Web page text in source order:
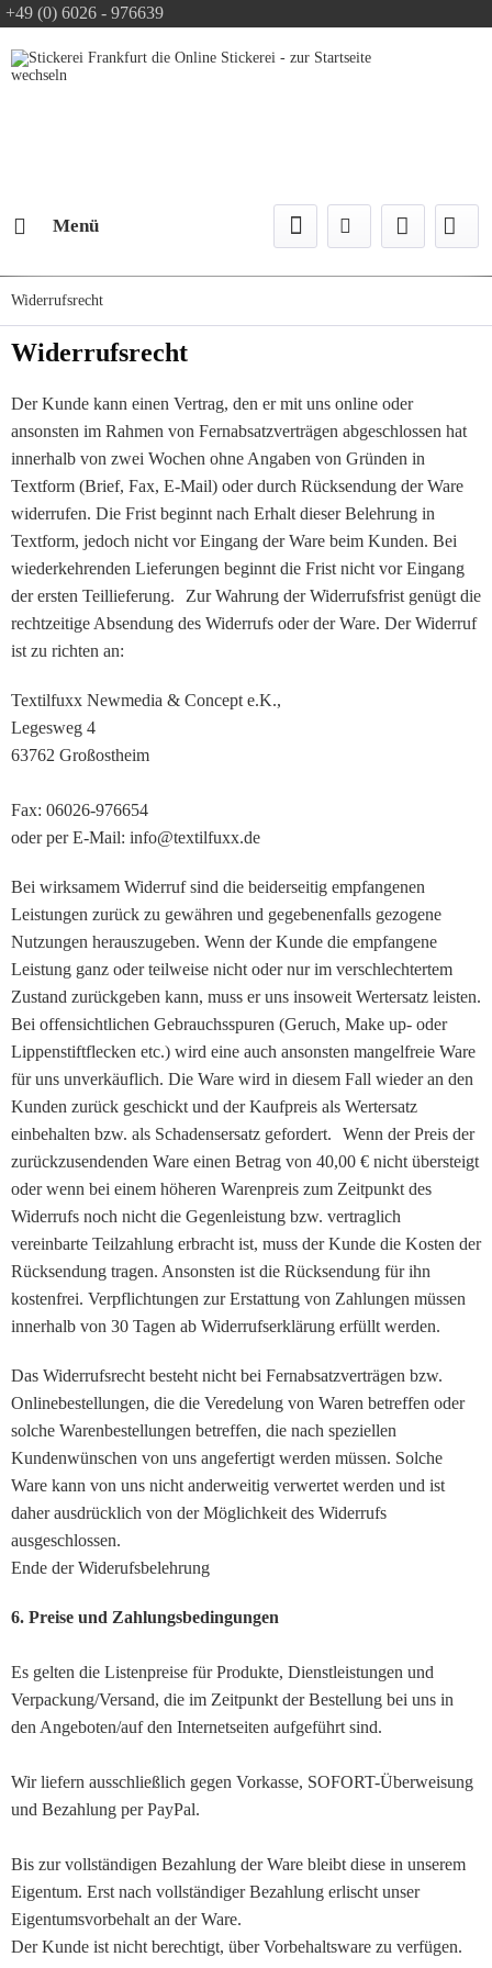
+49 (0) 6026 - 976639
Text-Logo kostenlos
Logo Konfiguration
Menü
Widerrufsrecht
Widerrufsrecht
Der Kunde kann einen Vertrag, den er mit uns online oder
ansonsten im Rahmen von Fernabsatzverträgen abgeschlossen hat
innerhalb von zwei Wochen ohne Angaben von Gründen in
Textform (Brief, Fax, E-Mail) oder durch Rücksendung der Ware
widerrufen. Die Frist beginnt nach Erhalt dieser Belehrung in
Textform, jedoch nicht vor Eingang der Ware beim Kunden. Bei
wiederkehrenden Lieferungen beginnt die Frist nicht vor Eingang
der ersten Teillieferung. Zur Wahrung der Widerrufsfrist genügt die
rechtzeitige Absendung des Widerrufs oder der Ware. Der Widerruf
ist zu richten an:
Textilfuxx Newmedia & Concept e.K.,
Legesweg 4
63762 Großostheim
Fax: 06026-976654
oder per E-Mail: info@textilfuxx.de
Bei wirksamem Widerruf sind die beiderseitig empfangenen
Leistungen zurück zu gewähren und gegebenenfalls gezogene
Nutzungen herauszugeben. Wenn der Kunde die empfangene
Leistung ganz oder teilweise nicht oder nur im verschlechtertem
Zustand zurückgeben kann, muss er uns insoweit Wertersatz leisten.
Bei offensichtlichen Gebrauchsspuren (Geruch, Make up- oder
Lippenstiftflecken etc.) wird eine auch ansonsten mangelfreie Ware
für uns unverkäuflich. Die Ware wird in diesem Fall wieder an den
Kunden zurück geschickt und der Kaufpreis als Wertersatz
einbehalten bzw. als Schadensersatz gefordert. Wenn der Preis der
zurückzusendenden Ware einen Betrag von 40,00 € nicht übersteigt
oder wenn bei einem höheren Warenpreis zum Zeitpunkt des
Widerrufs noch nicht die Gegenleistung bzw. vertraglich
vereinbarte Teilzahlung erbracht ist, muss der Kunde die Kosten der
Rücksendung tragen. Ansonsten ist die Rücksendung für ihn
kostenfrei. Verpflichtungen zur Erstattung von Zahlungen müssen
innerhalb von 30 Tagen ab Widerrufserklärung erfüllt werden.
Das Widerrufsrecht besteht nicht bei Fernabsatzverträgen bzw.
Onlinebestellungen, die die Veredelung von Waren betreffen oder
solche Warenbestellungen betreffen, die nach speziellen
Kundenwünschen von uns angefertigt werden müssen. Solche
Ware kann von uns nicht anderweitig verwertet werden und ist
daher ausdrücklich von der Möglichkeit des Widerrufs
ausgeschlossen.
Ende der Widerufsbelehrung
6. Preise und Zahlungsbedingungen
Es gelten die Listenpreise für Produkte, Dienstleistungen und
Verpackung/Versand, die im Zeitpunkt der Bestellung bei uns in
den Angeboten/auf den Internetseiten aufgeführt sind.
Wir liefern ausschließlich gegen Vorkasse, SOFORT-Überweisung
und Bezahlung per PayPal.
Bis zur vollständigen Bezahlung der Ware bleibt diese in unserem
Eigentum. Erst nach vollständiger Bezahlung erlischt unser
Eigentumsvorbehalt an der Ware.
Der Kunde ist nicht berechtigt, über Vorbehaltsware zu verfügen.